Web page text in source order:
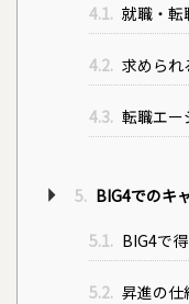
4.1. 就職・転
4.2. 求められ
4.3. 転職エー
5. BIG4でのキ
5.1. BIG4で
5.2. 昇進の仕